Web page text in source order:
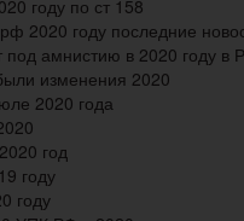
году по ст 158
2020 году последние
под амнистию в 2020 году в
изменения 2020
2020 года
год
году
году